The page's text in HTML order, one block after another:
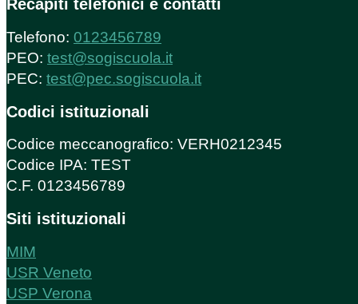
Recapiti telefonici e contatti
Telefono: 0123456789
PEO: test@sogiscuola.it
PEC: test@pec.sogiscuola.it
Codici istituzionali
Codice meccanografico: VERH0212345
Codice IPA: TEST
C.F. 0123456789
Siti istituzionali
MIM
USR Veneto
USP Verona